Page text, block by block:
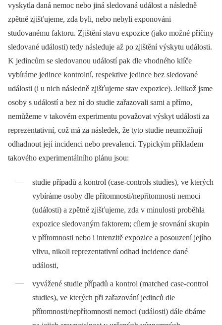
vyskytla daná nemoc nebo jiná sledovaná událost a následně
zpětně zjišťujeme, zda byli, nebo nebyli exponováni
studovanému faktoru. Zjištění stavu expozice (jako možné příčiny
sledované události) tedy následuje až po zjištění výskytu události.
K jedincům se sledovanou událostí pak dle vhodného klíče
vybíráme jedince kontrolní, respektive jedince bez sledované
události (i u nich následně zjišťujeme stav expozice). Jelikož jsme
osoby s událostí a bez ní do studie zařazovali sami a přímo,
nemůžeme v takovém experimentu považovat výskyt události za
reprezentativní, což má za následek, že tyto studie neumožňují
odhadnout její incidenci nebo prevalenci. Typickým příkladem
takového experimentálního plánu jsou:
studie případů a kontrol (case-controls studies), ve kterých
vybíráme osoby dle přítomnosti/nepřítomnosti nemoci
(události) a zpětně zjišťujeme, zda v minulosti proběhla
expozice sledovaným faktorem; cílem je srovnání skupin
v přítomnosti nebo i intenzitě expozice a posouzení jejího
vlivu, nikoli reprezentativní odhad incidence dané
události,
vyvážené studie případů a kontrol (mat­ched case-control
studies), ve kterých při zařazování jedinců dle
přítomnosti/nepřítomnosti nemoci (události) dále dbáme